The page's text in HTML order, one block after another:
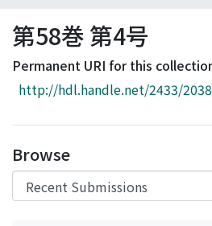
Browse
Download Ranking
Access Statistics
第58巻 第4号
Permanent URI for this
http://hdl.handle.net/2433/
Browse